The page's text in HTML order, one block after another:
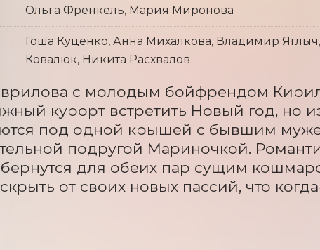
Ольга Френкель, Мария Миронова
Гоша Куценко, Анна Михалкова, Владимир
Ковалюк, Никита Расхвалов
с молодым бойфрендом
курорт встретить Новый год, но
под одной крышей с бывшим
подругой Мариночкой.
для обеих пар сущим
от своих новых пассий, что